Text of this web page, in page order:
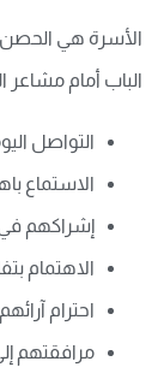
الأسرة هي الحصن
الباب أمام مشاعر
التواصل
الاستماع
إشراكهم في
الاهتمام
احترام
مرافقتهم